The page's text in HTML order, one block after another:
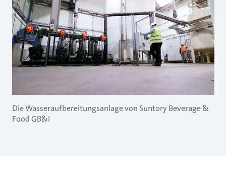
Die Wasseraufbereitungsanlage von Suntory Beverage &
Food GB&I